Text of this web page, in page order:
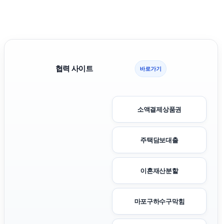
협력 사이트 바로가기
소액결제상품권
주택담보대출
이혼재산분할
마포구하수구막힘